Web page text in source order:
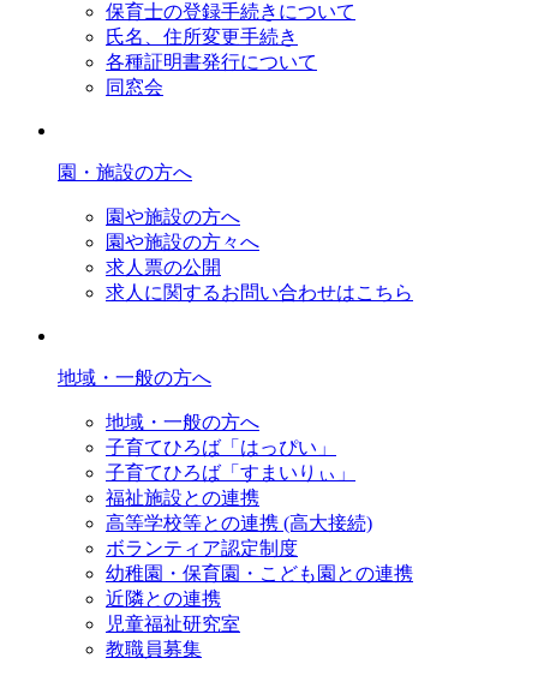
保育士の登録手続きについて
氏名、住所変更手続き
各種証明書発行について
同窓会
園・施設の方へ
園や施設の方へ
園や施設の方々へ
求人票の公開
求人に関するお問い合わせはこちら
地域・一般の方へ
地域・一般の方へ
子育てひろば「はっぴい」
子育てひろば「すまいりぃ」
福祉施設との連携
高等学校等との連携 (高大接続)
ボランティア認定制度
幼稚園・保育園・こども園との連携
近隣との連携
児童福祉研究室
教職員募集